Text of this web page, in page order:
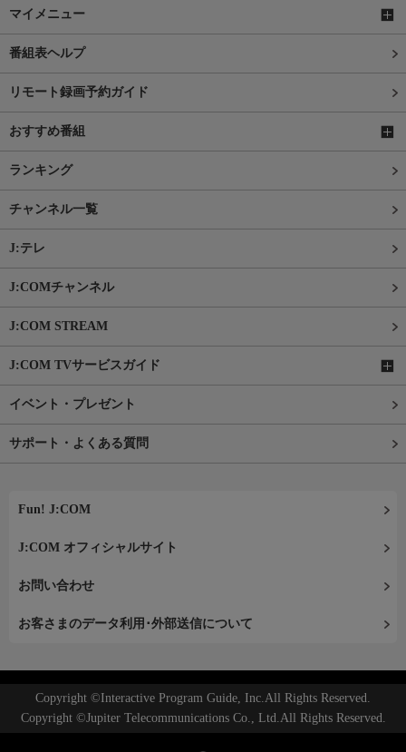
マイメニュー
番組表ヘルプ
リモート録画予約ガイド
おすすめ番組
ランキング
チャンネル一覧
J:テレ
J:COMチャンネル
J:COM STREAM
J:COM TVサービスガイド
イベント・プレゼント
サポート・よくある質問
Fun! J:COM
J:COM オフィシャルサイト
お問い合わせ
お客さまのデータ利用･外部送信について
Copyright ©Interactive Program Guide, Inc.All Rights Reserved.
Copyright ©Jupiter Telecommunications Co., Ltd.All Rights Reserved.